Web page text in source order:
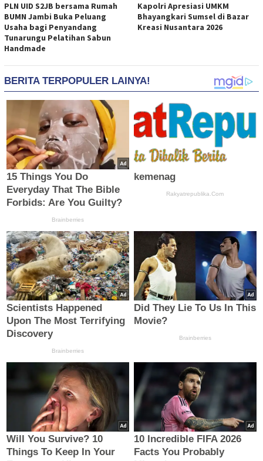
PLN UID S2JB bersama Rumah
BUMN Jambi Buka Peluang
Usaha bagi Penyandang
Tunarungu Pelatihan Sabun
Handmade
Kapolri Apresiasi UMKM
Bhayangkari Sumsel di Bazar
Kreasi Nusantara 2026